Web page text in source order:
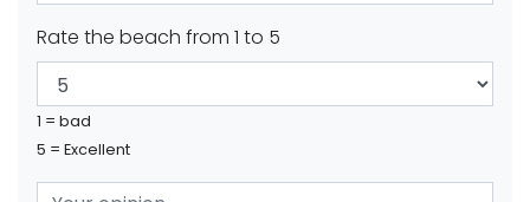
Rate the beach from 1 to 5
1 = bad
5 = Excellent